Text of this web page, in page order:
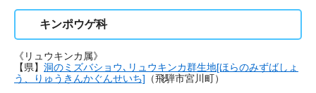
キンポウゲ科
《リュウキンカ属》
【県】 洞のミズバショウ､リュウキンカ群生地[ほらのみずばしょ
う、りゅうきんかぐんせいち] （飛騨市宮川町）